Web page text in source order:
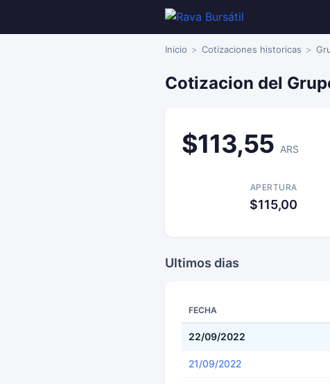
Inicio Cotizaciones historicas
Cotizacion del
$113,55 ARS
APERTURA
$115,00
Ultimos dias
FECHA
22/09/2022
21/09/2022